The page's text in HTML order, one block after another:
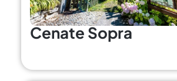
Cenate Sopra